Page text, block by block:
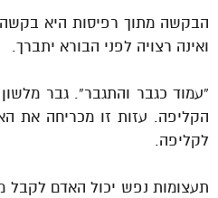
הבקשה מתוך רפיסות היא בקשה
ואינה רצויה לפני הבורא יתברך.
“עמוד כגבר והתגבר”. גבר
הקליפה. עזות זו מכריחה את
לקליפה.
תעצומות נפש יכול האדם